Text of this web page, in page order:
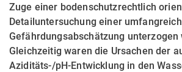
Zuge einer bodenschutzrechtlich
Detailuntersuchung einer
Gefährdungsabschätzung unterzogen
Gleichzeitig waren die Ursachen der
Aziditäts-/pH-Entwicklung in den